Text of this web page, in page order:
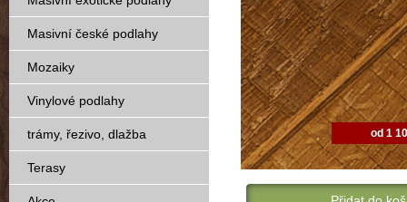
Masivní české podlahy
Mozaiky
Vinylové podlahy
trámy, řezivo, dlažba
Terasy
od 1